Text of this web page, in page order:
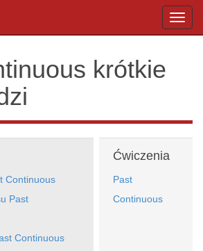
krótkie
Continuous
Past
Continuous
Ćwiczenia
Past
Continuous